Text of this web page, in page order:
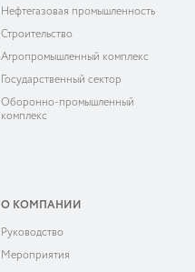
Нефтегазовая промышленность
Строительство
Агропромышленный комплекс
Государственный сектор
Оборонно-промышленный
комплекс
О КОМПАНИИ
Руководство
Мероприятия